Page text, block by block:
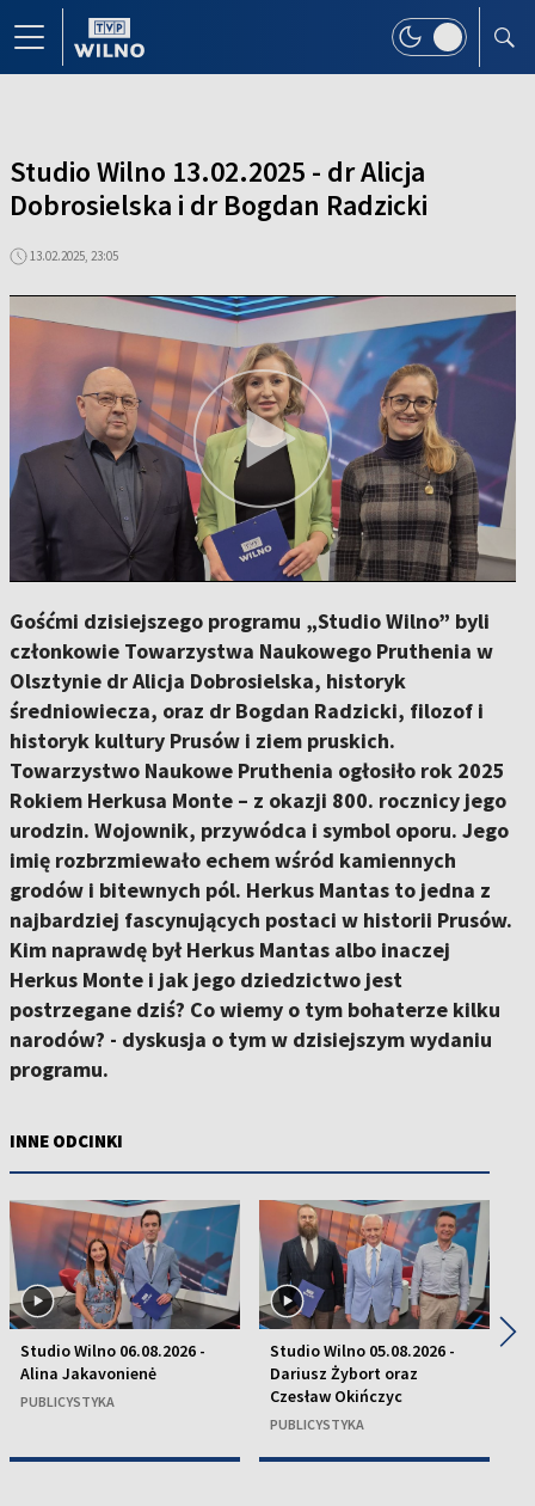
Studio Wilno 13.02.2025 - dr Alicja
Dobrosielska i dr Bogdan Radzicki
13.02.2025, 23:05
Gośćmi dzisiejszego programu „Studio Wilno” byli
członkowie Towarzystwa Naukowego Pruthenia w
Olsztynie dr Alicja Dobrosielska, historyk
średniowiecza, oraz dr Bogdan Radzicki, filozof i
historyk kultury Prusów i ziem pruskich.
Towarzystwo Naukowe Pruthenia ogłosiło rok 2025
Rokiem Herkusa Monte – z okazji 800. rocznicy jego
urodzin. Wojownik, przywódca i symbol oporu. Jego
imię rozbrzmiewało echem wśród kamiennych
grodów i bitewnych pól. Herkus Mantas to jedna z
najbardziej fascynujących postaci w historii Prusów.
Kim naprawdę był Herkus Mantas albo inaczej
Herkus Monte i jak jego dziedzictwo jest
postrzegane dziś? Co wiemy o tym bohaterze kilku
narodów? - dyskusja o tym w dzisiejszym wydaniu
programu.
INNE ODCINKI
Studio Wilno 06.08.2026 -
Alina Jakavonienė
PUBLICYSTYKA
Studio Wilno 05.08.2026 -
Dariusz Żybort oraz
Czesław Okińczyc
PUBLICYSTYKA
▶